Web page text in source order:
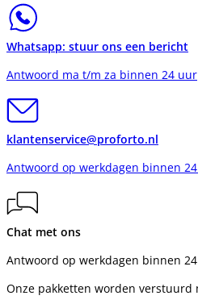
Whatsapp: stuur ons een bericht
Antwoord ma t/m za binnen 24 uur
klantenservice@proforto.nl
Antwoord op werkdagen binnen
Chat met ons
Antwoord op werkdagen binnen
Onze pakketten worden verstuurd